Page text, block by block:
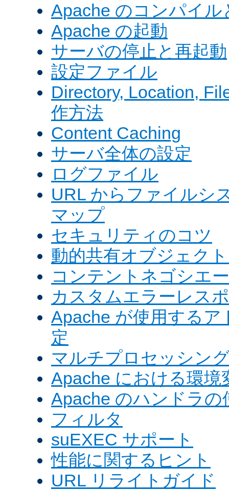
Apache のコンパイ
Apache の起動
サーバの停止と再起動
設定ファイル
Directory, Location,
作方法
Content Caching
サーバ全体の設定
ログファイル
URL からファイルシ
マップ
セキュリティのコツ
動的共有オブジェク
コンテントネゴシエ
カスタムエラーレス
Apache が使用する
定
マルチプロセッシン
Apache における環境
Apache のハンドラの
フィルタ
suEXEC サポート
性能に関するヒント
URL リライトガイド